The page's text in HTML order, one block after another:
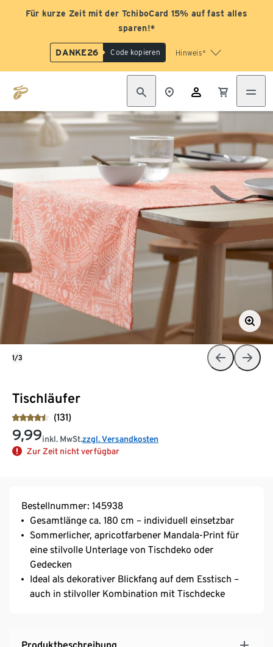
Für kurze Zeit mit der TchiboCard 15% auf fast alles
sparen!*
DANKE26 Code kopieren Hinweis*
Tischläufer
(131)
9,99inkl. MwSt.zzgl. Versandkosten
Zur Zeit nicht verfügbar
1/3
Bestellnummer: 145938
Gesamtlänge ca. 180 cm – individuell einsetzbar
Sommerlicher, apricotfarbener Mandala-Print für
eine stilvolle Unterlage von Tischdeko oder
Gedecken
Ideal als dekorativer Blickfang auf dem Esstisch –
auch in stilvoller Kombination mit Tischdecke